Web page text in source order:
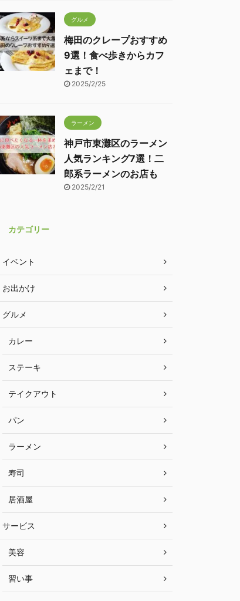
グルメ
梅田のクレープおすすめ
9選！食べ歩きからカフ
ェまで！
2025/2/25
ラーメン
神戸市東灘区のラーメン
人気ランキング7選！二
郎系ラーメンのお店も
2025/2/21
カテゴリー
イベント
お出かけ
グルメ
カレー
ステーキ
テイクアウト
パン
ラーメン
寿司
居酒屋
サービス
美容
習い事